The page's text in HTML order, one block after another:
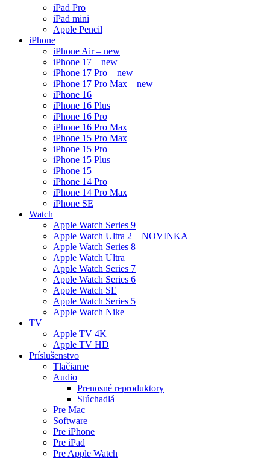
iPad Pro
iPad mini
Apple Pencil
iPhone
iPhone Air – new
iPhone 17 – new
iPhone 17 Pro – new
iPhone 17 Pro Max – new
iPhone 16
iPhone 16 Plus
iPhone 16 Pro
iPhone 16 Pro Max
iPhone 15 Pro Max
iPhone 15 Pro
iPhone 15 Plus
iPhone 15
iPhone 14 Pro
iPhone 14 Pro Max
iPhone SE
Watch
Apple Watch Series 9
Apple Watch Ultra 2 – NOVINKA
Apple Watch Series 8
Apple Watch Ultra
Apple Watch Series 7
Apple Watch Series 6
Apple Watch SE
Apple Watch Series 5
Apple Watch Nike
TV
Apple TV 4K
Apple TV HD
Príslušenstvo
Tlačiarne
Audio
Prenosné reproduktory
Slúchadlá
Pre Mac
Software
Pre iPhone
Pre iPad
Pre Apple Watch